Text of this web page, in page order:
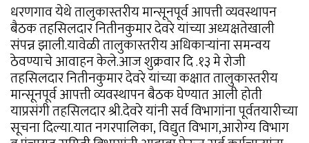
धरणगाव येथे तालुकास्तरीय मान्सूनपूर्व आपत्ती व्यवस्थापन
बैठक तहसिलदार नितीनकुमार देवरे यांच्या अध्यक्षतेखाली
संपन्न झाली.यावेळी तालुकास्तरीय अधिकाऱ्यांना समन्वय
ठेवण्याचे आवाहन केले.आज शुक्रवार दि .१३ मे रोजी
तहसिलदार नितीनकुमार देवरे यांच्या कक्षात तालुकास्तरीय
मान्सूनपूर्व आपत्ती व्यवस्थापन बैठक घेण्यात आली होती
याप्रसंगी तहसिलदार श्री.देवरे यांनी सर्व विभागांना पूर्वतयारीच्या
सूचना दिल्या.यात नगरपालिका, विद्युत विभाग,आरोग्य विभाग